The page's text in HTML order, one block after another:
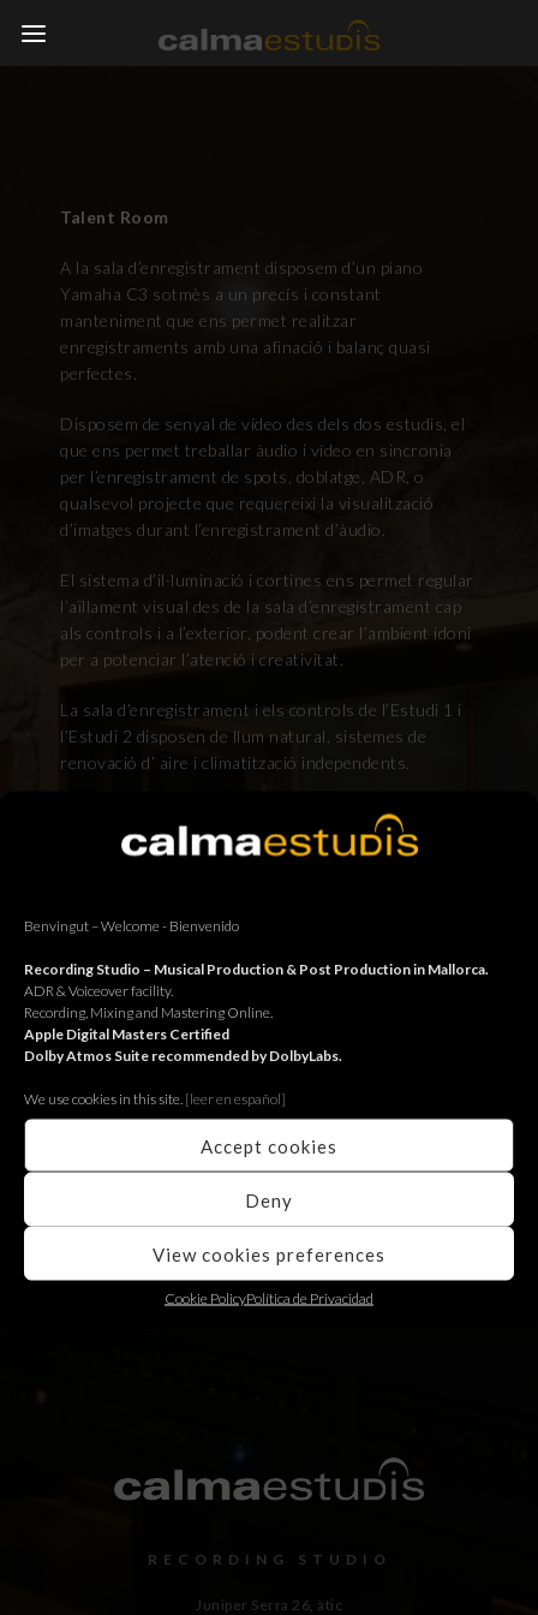
Benvingut – Welcome - Bienvenido
Recording Studio – Musical Production & Post Production in Mallorca.
ADR & Voiceover facility.
Recording, Mixing and Mastering Online.
Apple Digital Masters Certified
Dolby Atmos Suite recommended by DolbyLabs.
We use cookies in this site. [leer en español]
Accept cookies
Deny
View cookies preferences
Cookie PolicyPolítica de Privacidad
Talent Room
A la sala d’enregistrament disposem d’un piano
Yamaha C3 sotmès a un precís i constant
manteniment que ens permet realitzar
enregistraments amb una afinació i balanç quasi
perfectes.
Disposem de senyal de vídeo des dels dos estudis, el
que ens permet treballar àudio i vídeo en sincronia
per l’enregistrament de spots, doblatge, ADR, o
qualsevol projecte que requereixi la visualització
d’imatges durant l’enregistrament d’àudio.
El sistema d’il·luminació i cortines ens permet regular
l’aïllament visual des de la sala d’enregistrament cap
als controls i a l’exterior, podent crear l’ambient idoni
per a potenciar l’atenció i creativitat.
La sala d’enregistrament i els controls de l’Estudi 1 i
l’Estudi 2 disposen de llum natural, sistemes de
renovació d’ aire i climatització independents.
L´aïllament dels espais ens permet realitzar treballs
paral.lelament sense interferències, encara que la
Si necessites informació detallada, no dubtis en
TORNAR
RECORDING STUDIO
Juniper Serra 26, àtic